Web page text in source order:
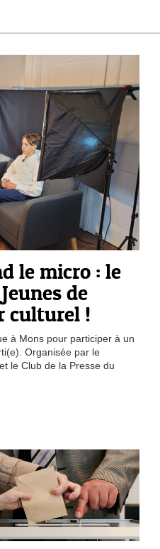
le micro : le
de
culturel !
à Mons pour participer à un
Organisée par le
le Club de la Presse du